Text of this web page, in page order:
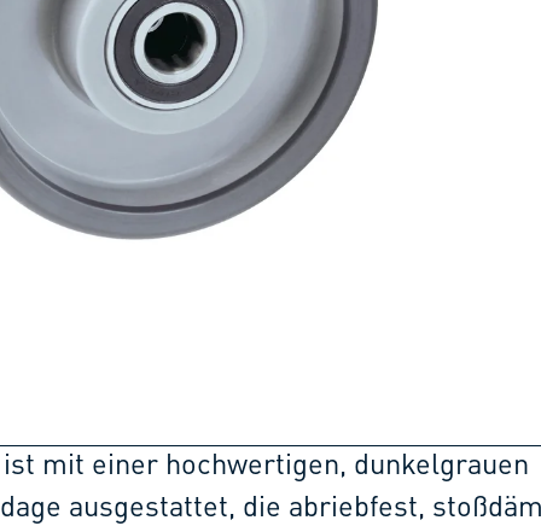
ist mit einer hochwertigen, dunkelgrauen
ausgestattet, die abriebfest,